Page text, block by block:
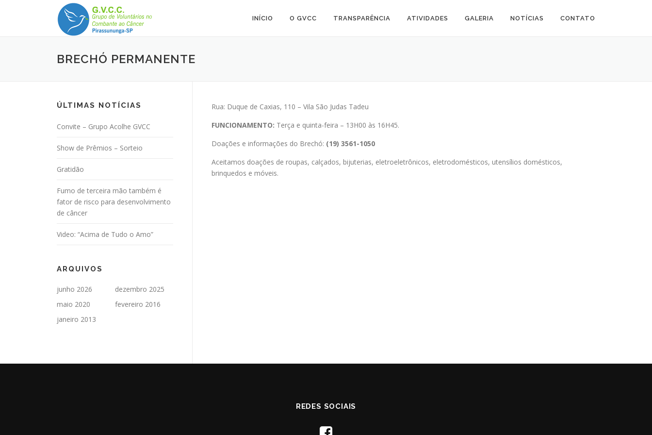
INÍCIO O GVCC TRANSPARÊNCIA ATIVIDADES GALERIA NOTÍCIAS CONTATO
BRECHÓ PERMANENTE
Rua: Duque de Caxias, 110 – Vila São Judas Tadeu
FUNCIONAMENTO: Terça e quinta-feira – 13H00 às 16H45.
Doações e informações do Brechó: (19) 3561-1050
Aceitamos doações de roupas, calçados, bijuterias, eletroeletrônicos, eletrodomésticos, utensílios domésticos,
brinquedos e móveis.
ÚLTIMAS NOTÍCIAS
Convite – Grupo Acolhe GVCC
Show de Prêmios – Sorteio
Gratidão
Fumo de terceira mão também é
fator de risco para desenvolvimento
de câncer
Video: “Acima de Tudo o Amo”
ARQUIVOS
junho 2026
dezembro 2025
maio 2020
fevereiro 2016
janeiro 2013
REDES SOCIAIS